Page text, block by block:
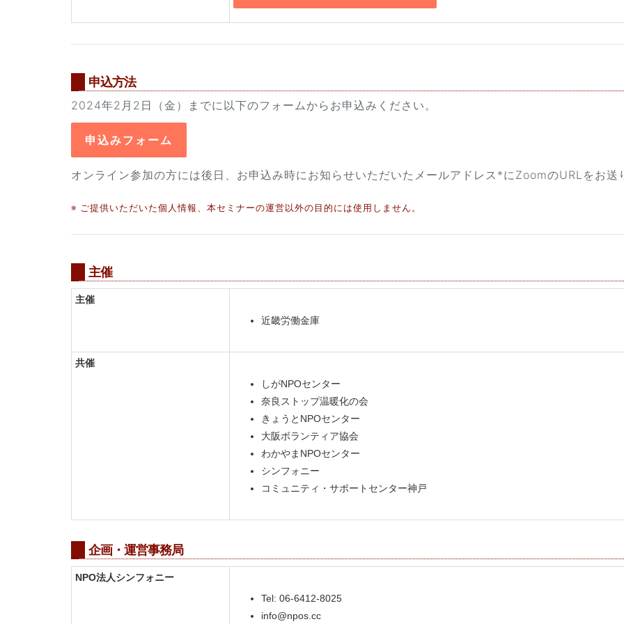
申込方法
2024年2月2日（金）までに以下のフォームからお申込みください。
申込みフォーム
オンライン参加の方には後日、お申込み時にお知らせいただいたメールアドレス*にZoomのURLをお送
※ ご提供いただいた個人情報、本セミナーの運営以外の目的には使用しません。
主催
主催
近畿労働金庫
共催
しがNPOセンター
奈良ストップ温暖化の会
きょうとNPOセンター
大阪ボランティア協会
わかやまNPOセンター
シンフォニー
コミュニティ・サポートセンター神戸
企画・運営事務局
NPO法人シンフォニー
Tel: 06-6412-8025
info@npos.cc